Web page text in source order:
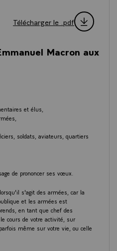
Télécharger le .pdf
Macron aux
et élus,
soldats, aviateurs, quartiers
de prononcer ses vœux.
s'agit des armées, car la
et les armées est
en tant que chef des
cours de votre activité, sur
même sur votre vie, ou celle